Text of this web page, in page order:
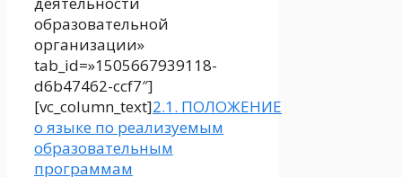
образовательной
организации»
tab_id=»1505667939118-
d6b47462-ccf7″]
[vc_column_text]2.1. ПОЛОЖЕНИЕ
о языке по реализуемым
образовательным
программам